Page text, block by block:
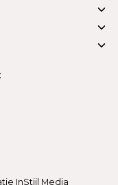
InStijl Media